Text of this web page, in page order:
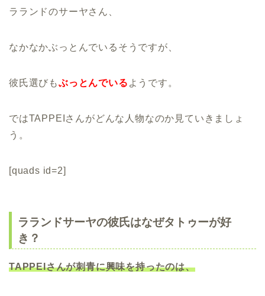
ラランドのサーヤさん、
なかなかぶっとんでいるそうですが、
彼氏選びもぶっとんでいる ようです。
ではTAPPEIさんがどんな人物なのか見ていきましょ
う。
[quads id=2]
ラランドサーヤの彼氏はなぜタトゥーが好
き？
TAPPEIさんが刺青に興味を持ったのは、